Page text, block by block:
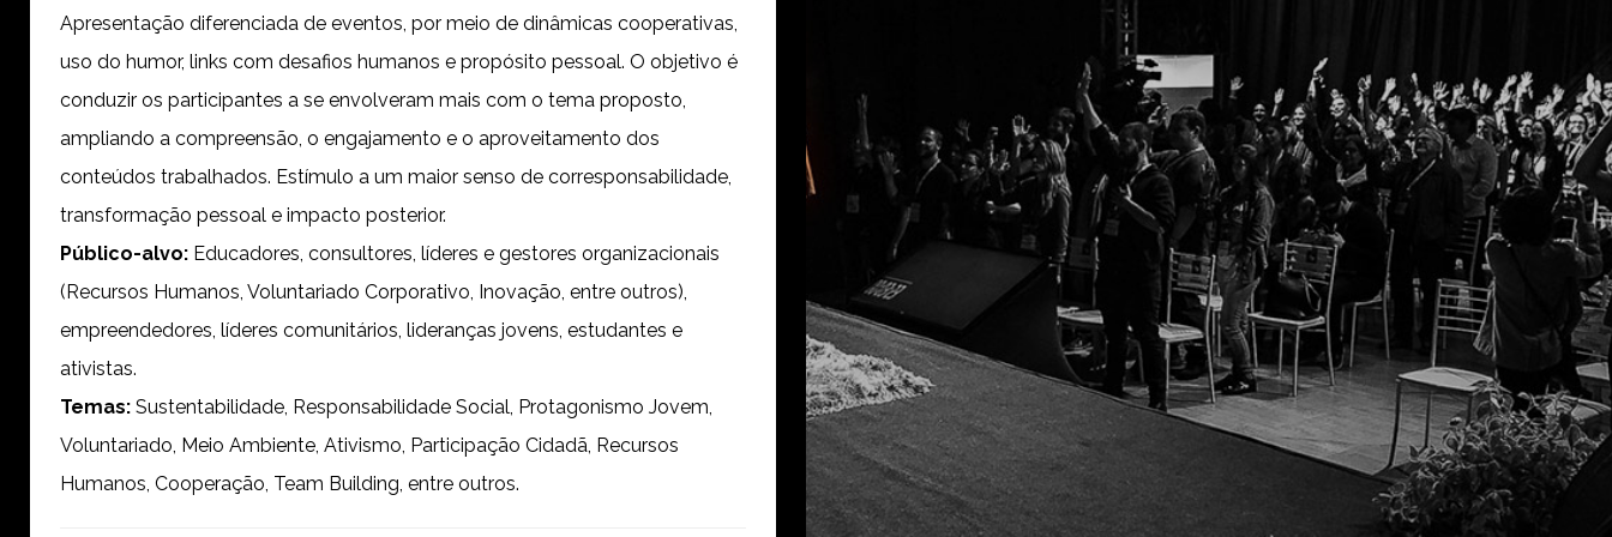
Apresentação diferenciada de eventos, por meio de dinâmicas cooperativas,
uso do humor, links com desafios humanos e propósito pessoal. O objetivo é
conduzir os participantes a se envolveram mais com o tema proposto,
ampliando a compreensão, o engajamento e o aproveitamento dos
conteúdos trabalhados. Estímulo a um maior senso de corresponsabilidade,
transformação pessoal e impacto posterior.
Público-alvo: Educadores, consultores, líderes e gestores organizacionais
(Recursos Humanos, Voluntariado Corporativo, Inovação, entre outros),
empreendedores, líderes comunitários, lideranças jovens, estudantes e
ativistas.
Temas: Sustentabilidade, Responsabilidade Social, Protagonismo Jovem,
Voluntariado, Meio Ambiente, Ativismo, Participação Cidadã, Recursos
Humanos, Cooperação, Team Building, entre outros.